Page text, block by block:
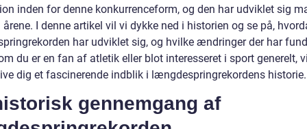
inden for denne konkurrenceform, og den har udviklet sig
årene. I denne artikel vil vi dykke ned i historien og se på,
har udviklet sig, og hvilke ændringer der har
du er en fan af atletik eller blot interesseret i sport generelt,
dig et fascinerende indblik i længdespringrekordens historie.
gennemgang af